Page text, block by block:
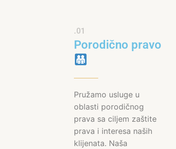
.01
Porodično pravo
Pružamo usluge u
oblasti porodičnog
prava sa ciljem zaštite
prava i interesa naših
klijenata. Naša